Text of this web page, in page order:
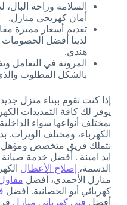
السلامة وراحة
أمان كهربجي منازل.
تقديم أسعار مميزة
لدينا أفضل الخصومات
هندي.
المرونة في التعامل
بالشكل المطلوب
إذا كنت تقوم ببناء منزل
يوفر لك كافة التمديدات
بمختلف أنواعها سواء
الكهرباء، ومختلف الويرات.
نتملك فريق متخصص
ايد امينة . أفضل خدمة صيانة
الدسمة، إصلاح الأعطال
منازل الأحمدي، أفضل
كهربائي أبو الحصانية. أفضل
أفضل فني كهربائي منازل